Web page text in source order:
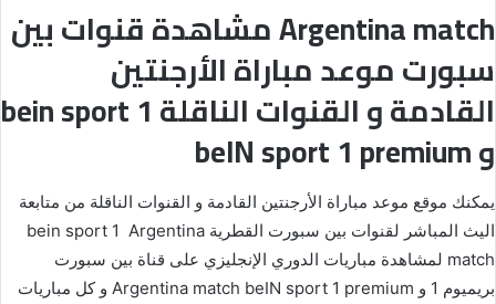
Argentina match مشاهدة قنوات بين
سبورت موعد مباراة الأرجنتين
القادمة و القنوات الناقلة bein sport 1
و beIN sport 1 premium
يمكنك موقع موعد مباراة الأرجنتين القادمة و القنوات الناقلة من متابعة
اليث المباشر لقنوات بين سبورت القطرية bein sport 1 Argentina
match لمشاهدة مباريات الدوري الإنجليزي على قناة بين سبورت
بريميوم 1 و Argentina match beIN sport 1 premium و كل مباريات